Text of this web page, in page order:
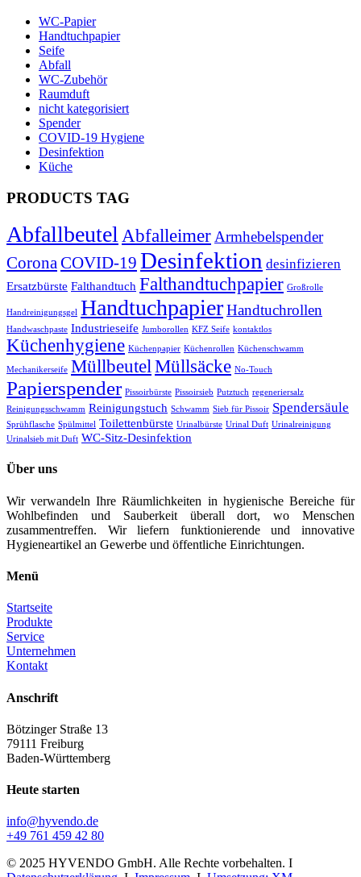
WC-Papier
Handtuchpapier
Seife
Abfall
WC-Zubehör
Raumduft
nicht kategorisiert
Spender
COVID-19 Hygiene
Desinfektion
Küche
PRODUCTS TAG
AbfallbeutelAbfalleimerArmhebelspender
CoronaCOVID-19 Desinfektion desinfizieren
Ersatzbürste Falthandtuch Falthandtuchpapier Großrolle
Handreinigungsgel HandtuchpapierHandtuchrollen
Handwaschpaste Industrieseife Jumborollen KFZ Seife kontaktlos
Küchenhygiene Küchenpapier Küchenrollen Küchenschwamm
Mechanikerseife MüllbeutelMüllsäcke No-Touch
Papierspender Pissoirbürste Pissoirsieb Putztuch regeneriersalz
Reinigungsschwamm Reinigungstuch Schwamm Sieb für Pissoir Spendersäule
Sprühflasche Spülmittel Toilettenbürste Urinalbürste Urinal Duft Urinalreinigung
Urinalsieb mit Duft WC-Sitz-Desinfektion
Über uns
Wir verwandeln Ihre Räumlichkeiten in hygienische Bereiche für
Wohlbefinden und Sauberkeit überall dort, wo Menschen
zusammentreffen. Wir liefern funktionierende und innovative
Hygieneartikel an Gewerbe und öffentliche Einrichtungen.
Menü
Startseite
Produkte
Service
Unternehmen
Kontakt
Anschrift
Bötzinger Straße 13
79111 Freiburg
Baden-Württemberg
Heute starten
info@hyvendo.de
+49 761 459 42 80
© 2025 HYVENDO GmbH. Alle Rechte vorbehalten. I